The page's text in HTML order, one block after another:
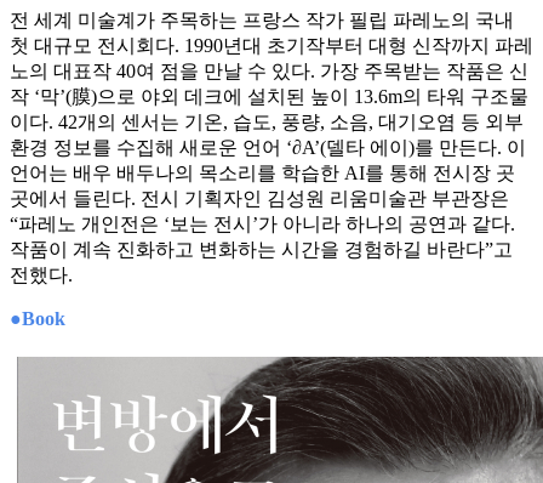
전 세계 미술계가 주목하는 프랑스 작가 필립 파레노의 국내
첫 대규모 전시회다. 1990년대 초기작부터 대형 신작까지 파레
노의 대표작 40여 점을 만날 수 있다. 가장 주목받는 작품은 신
작 ‘막’(膜)으로 야외 데크에 설치된 높이 13.6m의 타워 구조물
이다. 42개의 센서는 기온, 습도, 풍량, 소음, 대기오염 등 외부
환경 정보를 수집해 새로운 언어 ‘∂A’(델타 에이)를 만든다. 이
언어는 배우 배두나의 목소리를 학습한 AI를 통해 전시장 곳
곳에서 들린다. 전시 기획자인 김성원 리움미술관 부관장은
“파레노 개인전은 ‘보는 전시’가 아니라 하나의 공연과 같다.
작품이 계속 진화하고 변화하는 시간을 경험하길 바란다”고
전했다.
●Book